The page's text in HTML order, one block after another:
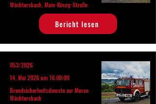
Wächtersbach, Main-Kinzig-Straße
Bericht lesen
053/2026
14. Mai 2026 um 16:00:00
Brandsicherheitsdienste zur Messe
Wächtersbach